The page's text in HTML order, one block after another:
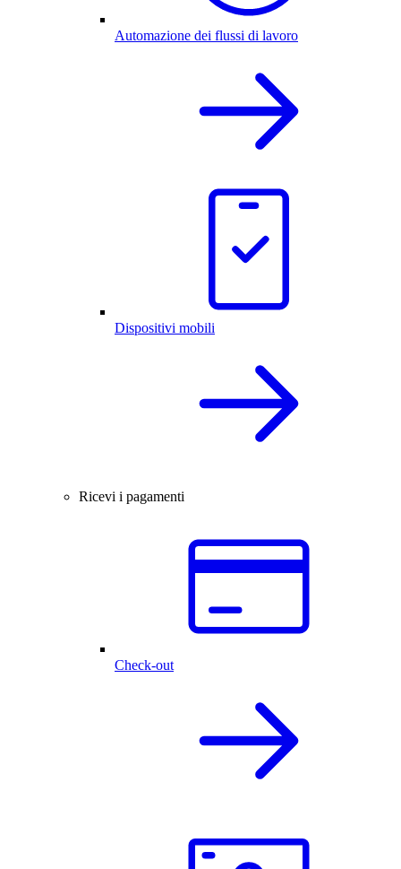
Automazione dei flussi di lavoro
Dispositivi mobili
Ricevi i pagamenti
Check-out